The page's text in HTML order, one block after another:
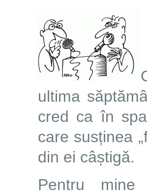
ultima
cred ca în
care susținea
din ei câștigă.
Pentru mine